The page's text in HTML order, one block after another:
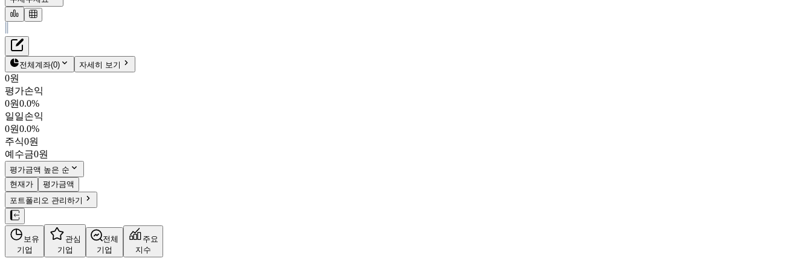
아모레퍼시픽홀딩스
27,250원
002790
KOSPI
시가총액
PBR0.70
PER20.17
fPER 15.74
배당수익률1.47%
자사주비율0.23%
결산월12월
사업정보
더보기
재무정보
펀더멘탈
밸류에이션
주주환원
컨센서스
주식정보
전체계좌(0) 자세히 보기
0원
평가손익
0원0.0%
일일손익
0원0.0%
주식0원
예수금0원
평가금액 높은 순
현재가
평가금액
포트폴리오 관리하기
보유
기업
관심
기업
전체
기업
주요
지수